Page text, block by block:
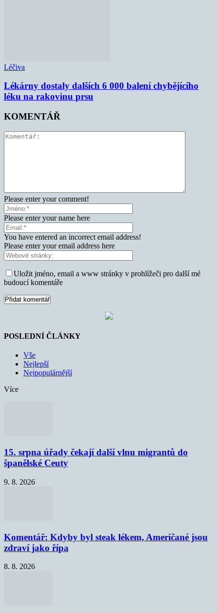
Léčiva
Lékárny dostaly dalších 6 000 balení chybějícího
léku na rakovinu prsu
KOMENTÁŘ
Please enter your comment!
Please enter your name here
You have entered an incorrect email address!
Please enter your email address here
Uložit jméno, email a www stránky v prohlížeči pro další mé
budoucí komentáře
POSLEDNÍ ČLÁNKY
Vše
Nejlepší
Nejpopulárnější
Více
15. srpna úřady čekají další vlnu migrantů do
španělské Ceuty
9. 8. 2026
Komentář: Kdyby byl steak lékem, Američané jsou
zdraví jako řípa
8. 8. 2026